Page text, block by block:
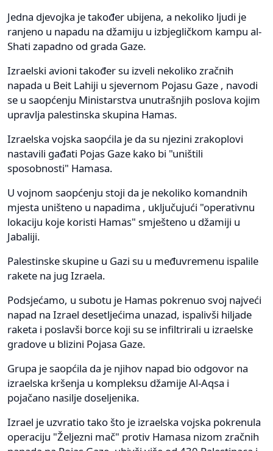
Jedna djevojka je također ubijena, a nekoliko ljudi je
ranjeno u napadu na džamiju u izbjegličkom kampu al-
Shati zapadno od grada Gaze.
Izraelski avioni također su izveli nekoliko zračnih
napada u Beit Lahiji u sjevernom Pojasu Gaze , navodi
se u saopćenju Ministarstva unutrašnjih poslova kojim
upravlja palestinska skupina Hamas.
Izraelska vojska saopćila je da su njezini zrakoplovi
nastavili gađati Pojas Gaze kako bi "uništili
sposobnosti" Hamasa.
U vojnom saopćenju stoji da je nekoliko komandnih
mjesta uništeno u napadima , uključujući "operativnu
lokaciju koje koristi Hamas" smješteno u džamiji u
Jabaliji.
Palestinske skupine u Gazi su u međuvremenu ispalile
rakete na jug Izraela.
Podsjećamo, u subotu je Hamas pokrenuo svoj najveći
napad na Izrael desetljećima unazad, ispalivši hiljade
raketa i poslavši borce koji su se infiltrirali u izraelske
gradove u blizini Pojasa Gaze.
Grupa je saopćila da je njihov napad bio odgovor na
izraelska kršenja u kompleksu džamije Al-Aqsa i
pojačano nasilje doseljenika.
Izrael je uzvratio tako što je izraelska vojska pokrenula
operaciju "Željezni mač" protiv Hamasa nizom zračnih